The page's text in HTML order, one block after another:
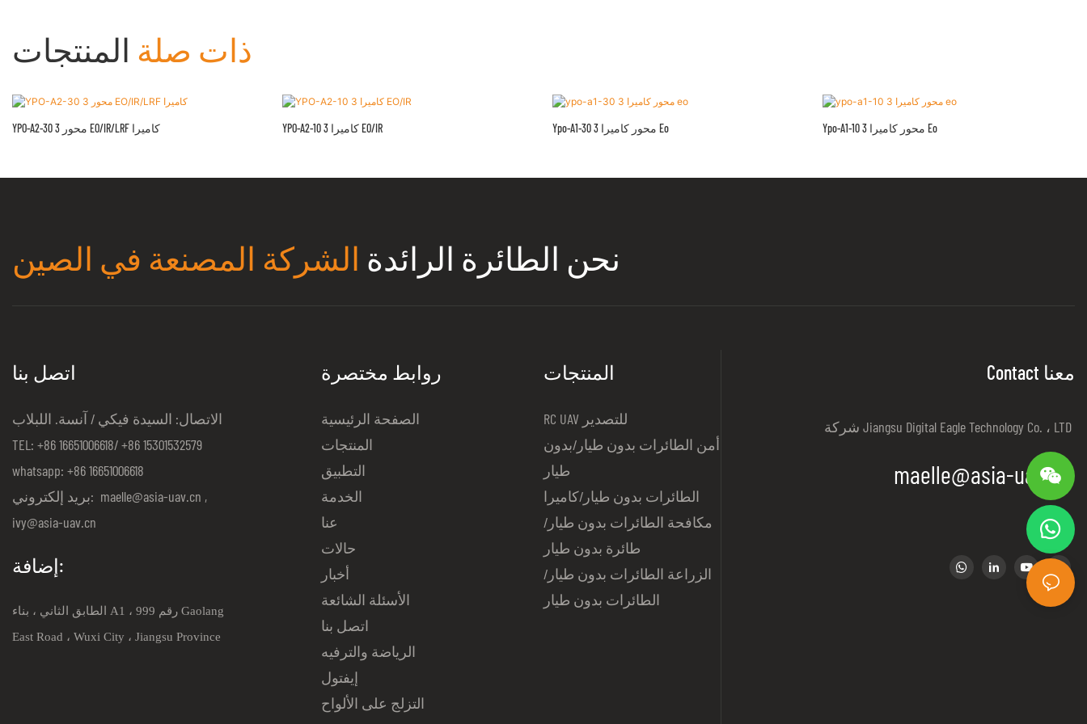
ذات صلة المنتجات
YPO-A2-30 3 محور EO/IR/LRF كاميرا YPO-A2-10 3 كاميرا EO/IR Ypo-A1-30 3 محور كاميرا Eo Ypo-A1-10 3 محور كاميرا Eo
نحن الطائرة الرائدة الشركة المصنعة في الصين
اتصل بنا
الاتصال: السيدة فيكي / آنسة. اللبلاب
TEL: +86 16651006618/ +86 15301532579
whatsapp: +86 16651006618
بريد إلكتروني: maelle@asia-uav.cn ,
ivy@asia-uav.cn
إضافة:
الطابق الثاني ، بناء A1 ، رقم 999 Gaolang
East Road ، Wuxi City ، Jiangsu Province
روابط مختصرة
الصفحة الرئيسية
المنتجات
التطبيق
الخدمة
عنا
حالات
أخبار
الأسئلة الشائعة
اتصل بنا
الرياضة والترفيه
إيفتول
التزلج على الألواح
المنتجات
RC UAV للتصدير
أمن الطائرات بدون طيار/بدون
طيار
الطائرات بدون طيار/كاميرا
مكافحة الطائرات بدون طيار/
طائرة بدون طيار
الزراعة الطائرات بدون طيار/
الطائرات بدون طيار
Contact معنا
شركة Jiangsu Digital Eagle Technology Co. ، LTD
maelle@asia-uav.cn